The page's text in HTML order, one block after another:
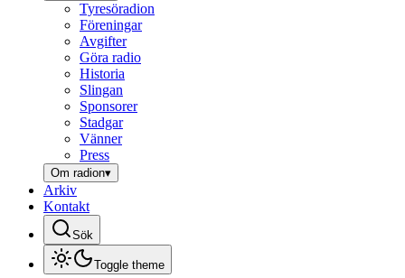
Tyresöradion
Föreningar
Avgifter
Göra radio
Historia
Slingan
Sponsorer
Stadgar
Vänner
Press
Om radion▾
Arkiv
Kontakt
Sök
Toggle theme